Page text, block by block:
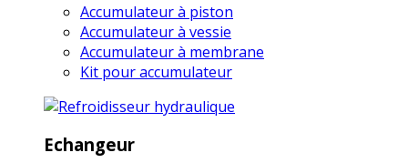
Accumulateur à piston
Accumulateur à vessie
Accumulateur à membrane
Kit pour accumulateur
Echangeur